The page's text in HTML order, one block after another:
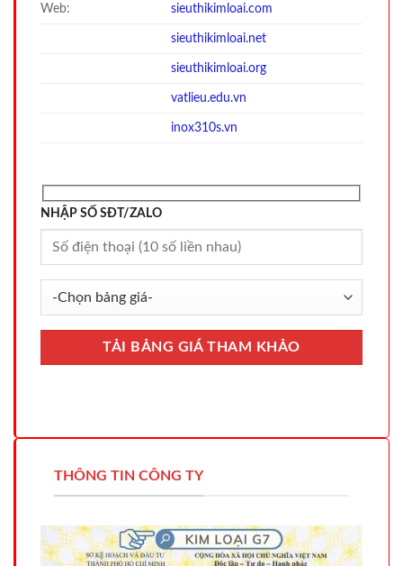
Web: sieuthikimloai.com
sieuthikimloai.net
sieuthikimloai.org
vatlieu.edu.vn
inox310s.vn
NHẬP SỐ SĐT/ZALO
THÔNG TIN CÔNG TY